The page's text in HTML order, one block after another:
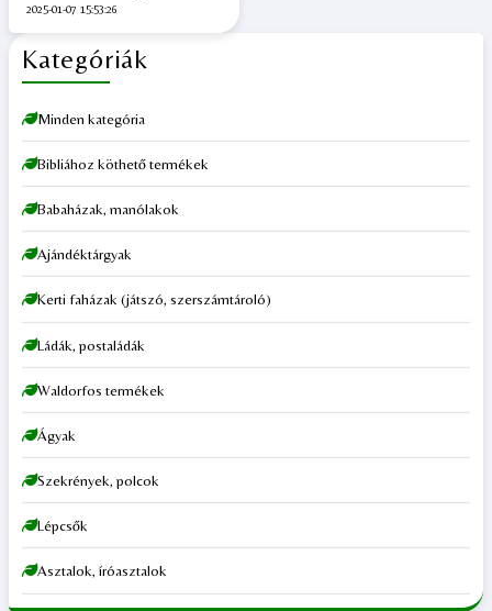
Kategóriák
Minden kategória
Bibliához köthető termékek
Babaházak, manólakok
Ajándéktárgyak
Kerti faházak (játszó, szerszámtároló)
Ládák, postaládák
Waldorfos termékek
Ágyak
Szekrények, polcok
Lépcsők
Asztalok, íróasztalok
2025-01-07 15:53:26